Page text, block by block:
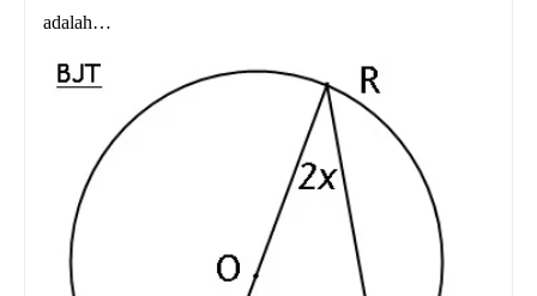
adalah…